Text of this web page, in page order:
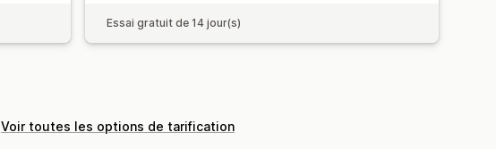
Essai gratuit de 14 jour(s)
Voir toutes les options de tarification